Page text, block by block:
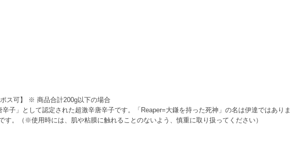
ス可】 ※ 商品合計200g以下の場合
子」として認定された超激辛唐辛子です。「Reaper=大鎌を持った死神」の名は伊達ではありま
。（※使用時には、肌や粘膜に触れることのないよう、慎重に取り扱ってください）